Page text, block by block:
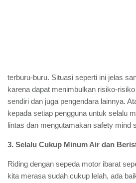
terburu-buru. Situasi seperti ini jelas
karena dapat menimbulkan risiko-
sendiri dan juga pengendara lainnya.
kepada setiap pengguna untuk selalu
lintas dan mengutamakan safety mind
3. Selalu Cukup Minum Air dan
Riding dengan sepeda motor ibarat
kita merasa sudah cukup lelah, ada